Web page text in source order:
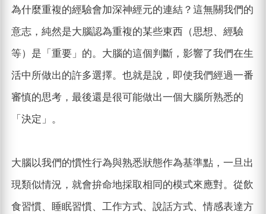
為什麼重複的經驗會加深神經元的連結？這無關我們的
意志，純然是大腦認為重複的某些東西（思想、經驗
等）是「重要」的。大腦的這個判斷，影響了我們在生
活中所做出的許多選擇。也就是說，即使我們經過一番
審慎的思考，最後還是很可能做出一個大腦所熟悉的
「決定」。
大腦以我們的慣性行為與熟悉狀態作為基準點，一旦出
現類似情況，就會拚命地採取相同的模式來應對。從飲
食習慣、睡眠習慣、工作方式、說話方式、情感表達方